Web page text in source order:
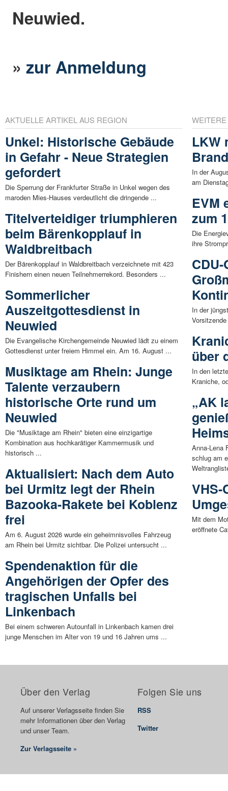
Neuwied.
»zur Anmeldung
AKTUELLE ARTIKEL AUS REGION
Unkel: Historische Gebäude
in Gefahr - Neue Strategien
gefordert
Die Sperrung der Frankfurter Straße in Unkel wegen des
maroden Mies-Hauses verdeutlicht die dringende ...
Titelverteidiger triumphieren
beim Bärenkopplauf in
Waldbreitbach
Der Bärenkopplauf in Waldbreitbach verzeichnete mit 423
Finishern einen neuen Teilnehmerrekord. Besonders ...
Sommerlicher
Auszeitgottesdienst in
Neuwied
Die Evangelische Kirchengemeinde Neuwied lädt zu einem
Gottesdienst unter freiem Himmel ein. Am 16. August ...
Musiktage am Rhein: Junge
Talente verzaubern
historische Orte rund um
Neuwied
Die "Musiktage am Rhein" bieten eine einzigartige
Kombination aus hochkarätiger Kammermusik und
historisch ...
Aktualisiert: Nach dem Auto
bei Urmitz legt der Rhein
Bazooka-Rakete bei Koblenz
frei
Am 6. August 2026 wurde ein geheimnisvolles Fahrzeug
am Rhein bei Urmitz sichtbar. Die Polizei untersucht ...
Spendenaktion für die
Angehörigen der Opfer des
tragischen Unfalls bei
Linkenbach
Bei einem schweren Autounfall in Linkenbach kamen drei
junge Menschen im Alter von 19 und 16 Jahren ums ...
LKW
In der
am
EVM
zum
Die
ihre
In der
über
In den
Kraniche,
„AK
Anna-Lena
schlug am
VHS-
Mit dem
eröffnete
Über den Verlag
Auf unserer Verlagsseite finden Sie
mehr Informationen über den Verlag
und unser Team.
Zur Verlagsseite »
Folgen Sie uns
RSS
Twitter